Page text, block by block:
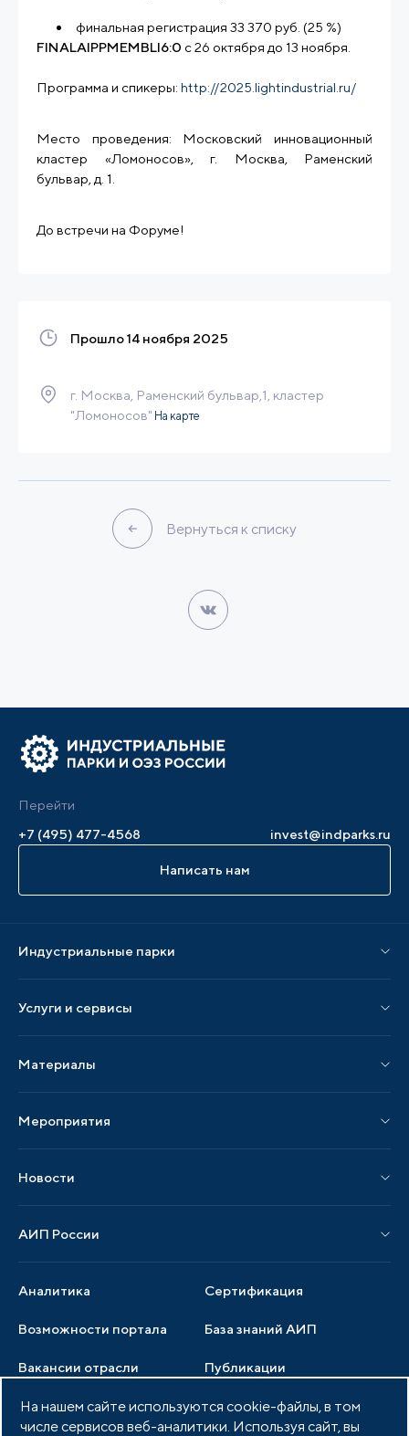
финальная регистрация 33 370 руб. (25 %)
FINALAIPPMEMBLI6:0 с 26 октября до 13 ноября.
Программа и спикеры: http://2025.lightindustrial.ru/
Место проведения: Московский инновационный
кластер «Ломоносов», г. Москва, Раменский
бульвар, д. 1.
До встречи на Форуме!
Прошло 14 ноября 2025
г. Москва, Раменский бульвар,1, кластер
"Ломоносов" На карте
Вернуться к списку
Перейти
+7 (495) 477-4568
invest@indparks.ru
Написать нам
Индустриальные парки
Парки по регионам
Услуги и сервисы
Услуги по локализации
Аналитика Сертификация
Возможности портала
Материалы
Публикации СМИ и статьи
Образцы документов
База знаний АИП
Вакансии отрасли
Мероприятия
Мероприятия отрасли
Новости
Новости отрасли
Публикации
Медиатека Тендеры
АИП России
Члены ассоциации
Услуги ассоциации
Документы АИП
Партнеры ассоциации
На нашем сайте используются cookie-файлы, в том
числе сервисов веб-аналитики. Используя сайт, вы